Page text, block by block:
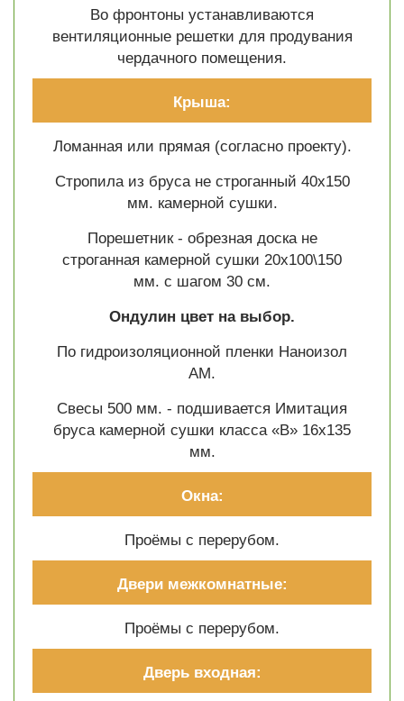
Во фронтоны устанавливаются
вентиляционные решетки для продувания
чердачного помещения.
Крыша:
Ломанная или прямая (согласно проекту).
Стропила из бруса не строганный 40х150
мм. камерной сушки.
Порешетник - обрезная доска не
строганная камерной сушки 20х100\150
мм. с шагом 30 см.
Ондулин цвет на выбор.
По гидроизоляционной пленки Наноизол
АМ.
Свесы 500 мм. - подшивается Имитация
бруса камерной сушки класса «В» 16х135
мм.
Окна:
Проёмы с перерубом.
Двери межкомнатные:
Проёмы с перерубом.
Дверь входная: